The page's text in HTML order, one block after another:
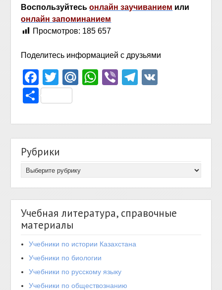
Воспользуйтесьонлайн заучиванием или
онлайн запоминанием
Просмотров: 185 657
Поделитесь информацией с друзьями
Facebook
TwitterMail.Ru
WhatsApp
ViberTelegram
Отправить
Рубрики
Учебная литература, справочные
материалы
Учебники по истории Казахстана
Учебники по биологии
Учебники по русскому языку
Учебники по обществознанию